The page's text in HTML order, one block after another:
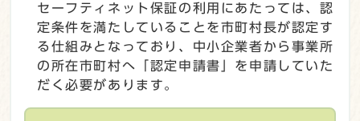
セーフティネット保証の利用にあたっては、認
定条件を満たしていることを市町村長が認定す
る仕組みとなっており、中小企業者から事業所
の所在市町村へ「認定申請書」を申請していた
だく必要があります。